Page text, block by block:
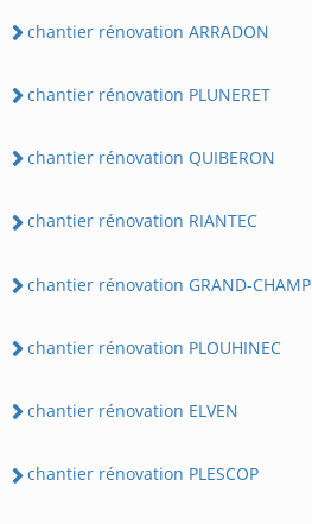
chantier rénovation ARRADON
chantier rénovation PLUNERET
chantier rénovation QUIBERON
chantier rénovation RIANTEC
chantier rénovation GRAND-CHAMP
chantier rénovation PLOUHINEC
chantier rénovation ELVEN
chantier rénovation PLESCOP